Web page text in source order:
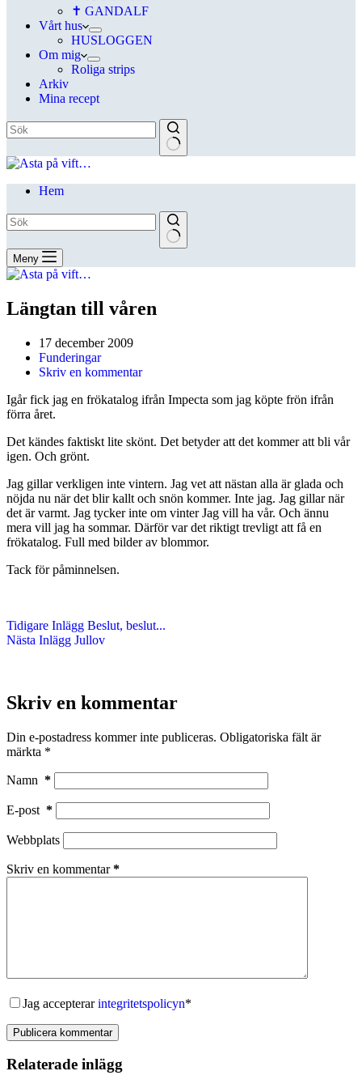
✝ GANDALF
Vårt hus
HUSLOGGEN
Om mig
Roliga strips
Arkiv
Mina recept
Hem
Meny
Längtan till våren
17 december 2009
Funderingar
Skriv en kommentar
Igår fick jag en frökatalog ifrån Impecta som jag köpte frön ifrån
förra året.
Det kändes faktiskt lite skönt. Det betyder att det kommer att bli vår
igen. Och grönt.
Jag gillar verkligen inte vintern. Jag vet att nästan alla är glada och
nöjda nu när det blir kallt och snön kommer. Inte jag. Jag gillar när
det är varmt. Jag tycker inte om vinter Jag vill ha vår. Och ännu
mera vill jag ha sommar. Därför var det riktigt trevligt att få en
frökatalog. Full med bilder av blommor.
Tack för påminnelsen.
Tidigare Inlägg Beslut, beslut...
Nästa Inlägg Jullov
Skriv en kommentar
Din e-postadress kommer inte publiceras. Obligatoriska fält är
märkta *
Namn *
E-post *
Webbplats
Skriv en kommentar*
Jag accepterarintegritetspolicyn*
Publicera kommentar
Relaterade inlägg